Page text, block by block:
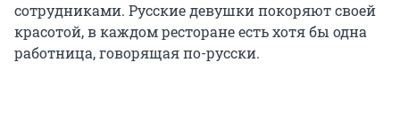
сотрудниками. Русские девушки покоряют своей
красотой, в каждом ресторане есть хотя бы одна
работница, говорящая по-русски.